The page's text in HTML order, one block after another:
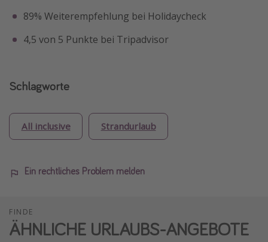
89% Weiterempfehlung bei Holidaycheck
4,5 von 5 Punkte bei Tripadvisor
Schlagworte
All inclusive Strandurlaub
Ein rechtliches Problem melden
FINDE
ÄHNLICHE URLAUBS-ANGEBOTE